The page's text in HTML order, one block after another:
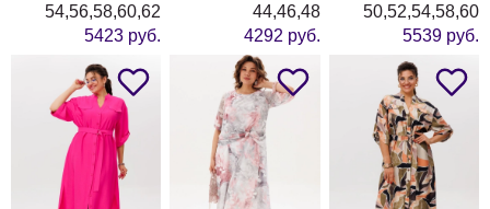
54,56,58,60,62
5423 руб.
44,46,48
4292 руб.
50,52,54,58,60
5539 руб.